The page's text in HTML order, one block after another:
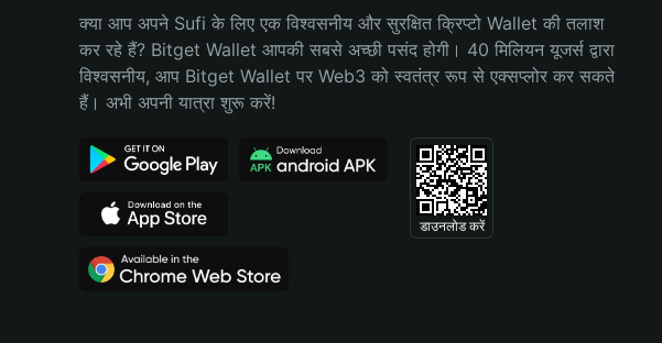
Bahasa Indonesia
Português (Brasil)
क्या आप अपने Sufi के लिए एक विश्वसनीय और सुरक्षित क्रिप्टो Wallet की तलाश
कर रहे हैं? Bitget Wallet आपकी सबसे अच्छी पसंद होगी। 40 मिलियन यूजर्स द्वारा
विश्वसनीय, आप Bitget Wallet पर Web3 को स्वतंत्र रूप से एक्सप्लोर कर सकते
हैं। अभी अपनी यात्रा शुरू करें!
डाउनलोड करें